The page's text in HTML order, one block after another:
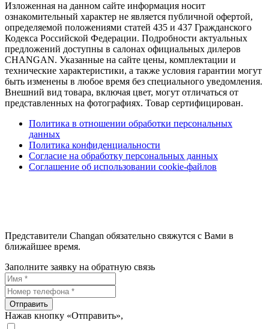
Изложенная на данном сайте информация носит
ознакомительный характер не является публичной офертой,
определяемой положениями статей 435 и 437 Гражданского
Кодекса Российской Федерации. Подробности актуальных
предложений доступны в салонах официальных дилеров
CHANGAN. Указанные на сайте цены, комплектации и
технические характеристики, а также условия гарантии могут
быть изменены в любое время без специального уведомления.
Внешний вид товара, включая цвет, могут отличаться от
представленных на фотографиях. Товар сертифицирован.
Политика в отношении обработки персональных
данных
Политика конфиденциальности
Согласие на обработку персональных данных
Соглашение об использовании cookie-файлов
Представители Changan обязательно свяжутся с Вами в
ближайшее время.
Заполните заявку на обратную связь
Отправить
Нажав кнопку «Отправить»,